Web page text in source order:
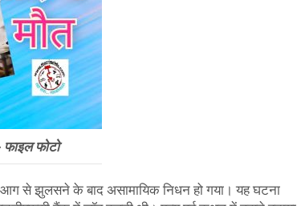
फाइल फोटो
से झुलसने के बाद असामायिक निधन हो गया। यह घटना